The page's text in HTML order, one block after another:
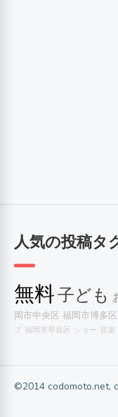
人気の投稿タ
無料子ども
岡市中央区 福岡市博多区
プ 福岡市早良区 ショー 音楽
©2014 codomoto.net,